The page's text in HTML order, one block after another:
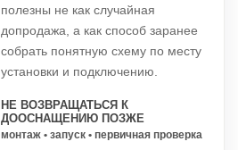
полезны не как случайная
допродажа, а как способ заранее
собрать понятную схему по месту
установки и подключению.
НЕ ВОЗВРАЩАТЬСЯ К
ДООСНАЩЕНИЮ ПОЗЖЕ
монтаж • запуск • первичная проверка